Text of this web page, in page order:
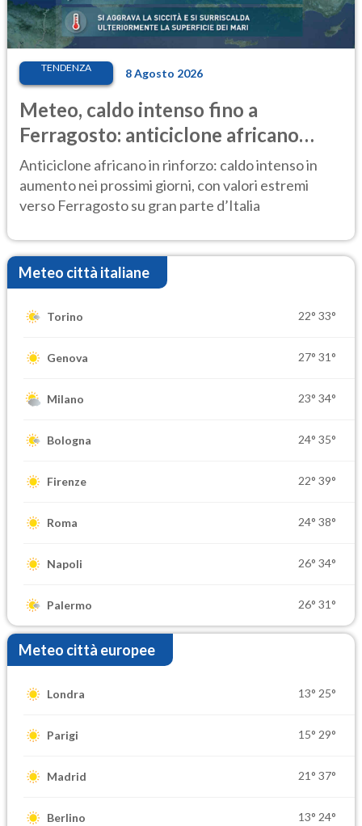
TENDENZA 8 Agosto 2026
Meteo, caldo intenso fino a
Ferragosto: anticiclone africano
ancora protagonista
Anticiclone africano in rinforzo: caldo intenso in
aumento nei prossimi giorni, con valori estremi
verso Ferragosto su gran parte d’Italia
Meteo città italiane
Torino 22° 33°
Genova 27° 31°
Milano 23° 34°
Bologna 24° 35°
Firenze 22° 39°
Roma 24° 38°
Napoli 26° 34°
Palermo 26° 31°
Meteo città europee
Londra 13° 25°
Parigi 15° 29°
Madrid 21° 37°
Berlino 13° 24°